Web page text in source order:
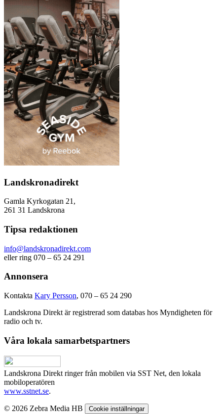
Landskronadirekt
Gamla Kyrkogatan 21,
261 31 Landskrona
Tipsa redaktionen
info@landskronadirekt.com
eller ring 070 – 65 24 291
Annonsera
Kontakta Kary Persson, 070 – 65 24 290
Landskrona Direkt är registrerad som databas hos Myndigheten för
radio och tv.
Våra lokala samarbetspartners
Landskrona Direkt ringer från mobilen via SST Net, den lokala
mobiloperatören
www.sstnet.se.
© 2026 Zebra Media HB Cookie inställningar